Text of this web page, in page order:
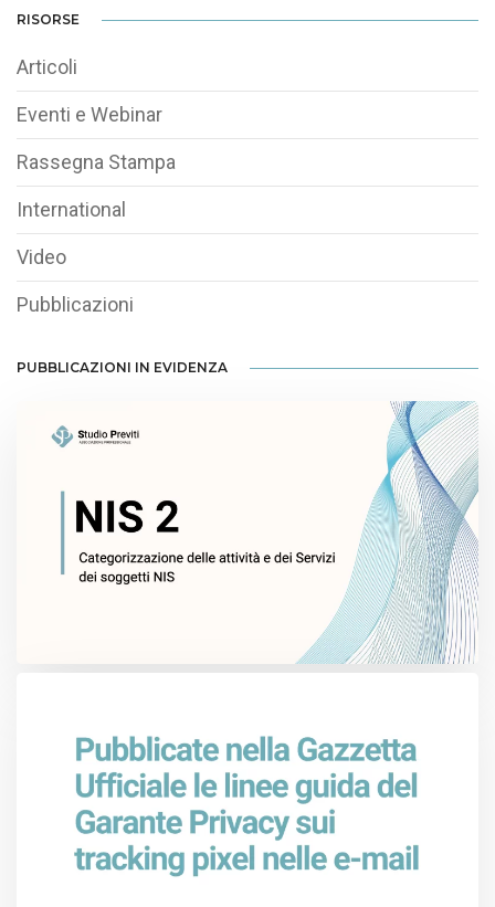
RISORSE
Articoli
Eventi e Webinar
Rassegna Stampa
International
Video
Pubblicazioni
PUBBLICAZIONI IN EVIDENZA